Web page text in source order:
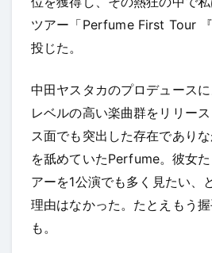
ツアー「Perfume First Tour
投じた。
中田ヤスタカのプロデュース
レベルの高い楽曲群をリリー
ス面でも突出した存在であり
を舐めていたPerfume。彼女
アーを1公演でも多く見たい、
理由はなかった。たとえもう
も。